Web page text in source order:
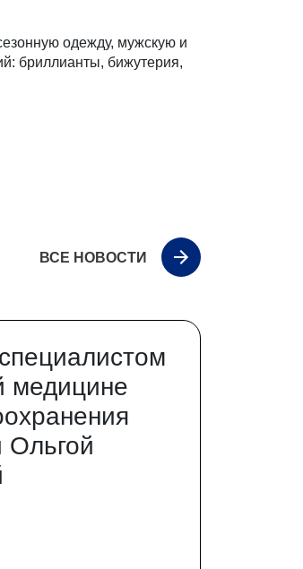
одежду, мужскую и
бриллианты, бижутерия,
ВСЕ НОВОСТИ
медицине
Ольгой